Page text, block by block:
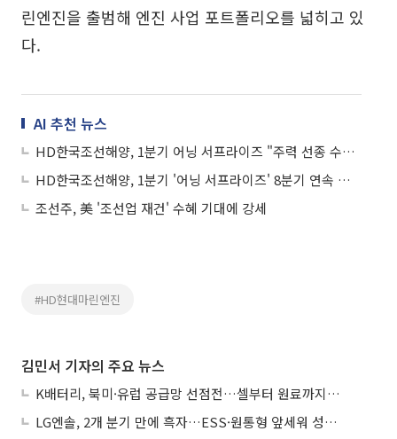
린엔진을 출범해 엔진 사업 포트폴리오를 넓히고 있
다.
AI 추천 뉴스
HD한국조선해양, 1분기 어닝 서프라이즈 "주력 선종 수주 지속"
HD한국조선해양, 1분기 '어닝 서프라이즈' 8분기 연속 흑자
조선주, 美 '조선업 재건' 수혜 기대에 강세
#HD현대마린엔진
김민서 기자의 주요 뉴스
K배터리, 북미·유럽 공급망 선점전…셀부터 원료까지 현지화
LG엔솔, 2개 분기 만에 흑자…ESS·원통형 앞세워 성장 가속